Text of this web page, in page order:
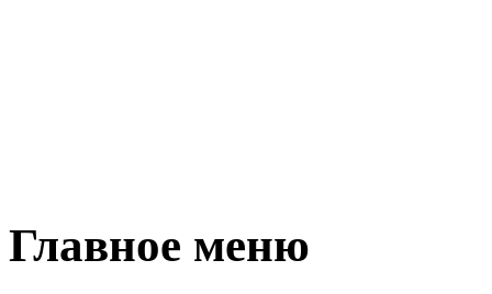
Главное меню